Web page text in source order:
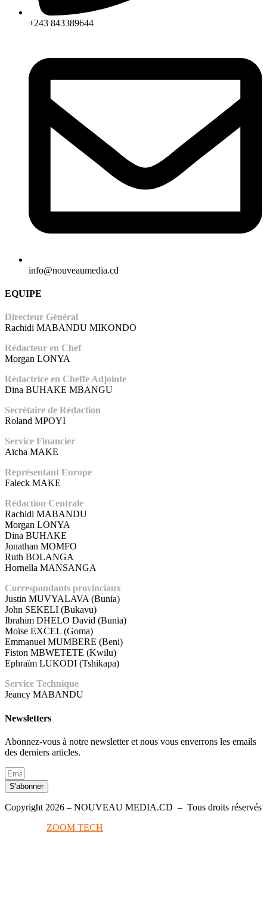
+243 843389644
info@nouveaumedia.cd
EQUIPE
Directeur Général
Rachidi MABANDU MIKONDO
Rédacteur en Chef
Morgan LONYA
Rédactrice en Cheffe Adjointe
Dina BUHAKE MBANGU
Secrétaire de Rédaction
Roland MPOYI
Service Financier
Aïcha MAKE
Représentant Europe
Faleck MAKE
Rédaction Centrale
Rachidi MABANDU
Morgan LONYA
Dina BUHAKE
Jonathan MOMFO
Ruth BOLANGA
Hornella MANSANGA
Correspondants provinciaux
Justin MUVYALAVA (Bunia)
John SEKELI (Bukavu)
Ibrahim DHELO David (Bunia)
Moïse EXCEL (Goma)
Emmanuel MUMBERE (Beni)
Fiston MBWETETE (Kwilu)
Ephraïm LUKODI (Tshikapa)
Service Technique
Jeancy MABANDU
Newsletters
Abonnez-vous à notre newsletter et nous vous enverrons les emails
des derniers articles.
S'abonner
Copyright 2026 – NOUVEAU MEDIA.CD – Tous droits réservés
ZOOM TECH